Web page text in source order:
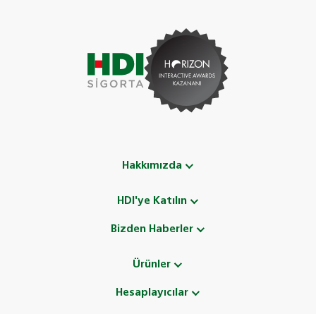
Hakkımızda
HDI'ye Katılın
Bizden Haberler
Ürünler
Hesaplayıcılar